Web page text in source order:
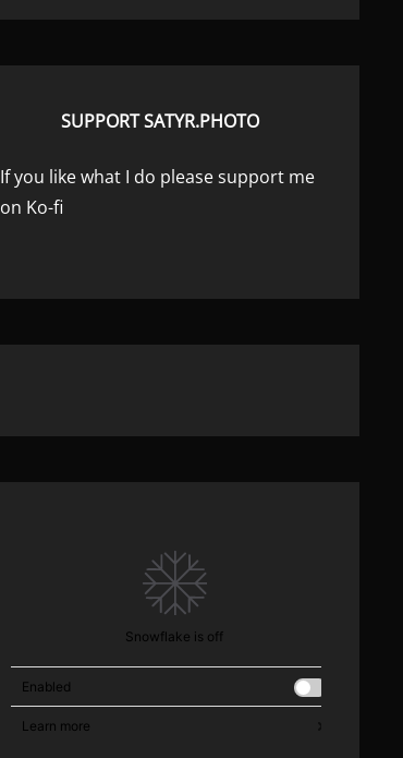
SUPPORT SATYR.PHOTO
If you like what I do please support me
on Ko-fi